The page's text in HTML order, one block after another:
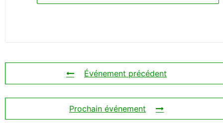
Événement précédent
Prochain événement